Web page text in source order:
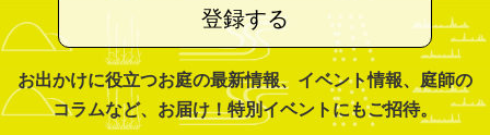
登録する
お出かけに役立つお庭の最新情報、イベント情報、庭師の
コラムなど、お届け！特別イベントにもご招待。